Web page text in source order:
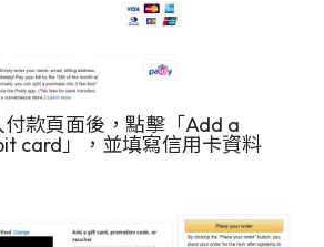
款頁面後，點擊「Add a
card」，並填寫信用卡資料